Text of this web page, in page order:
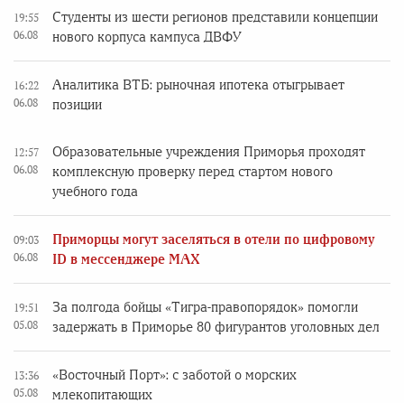
19:55
06.08
Студенты из шести регионов представили концепции
нового корпуса кампуса ДВФУ
16:22
06.08
Аналитика ВТБ: рыночная ипотека отыгрывает
позиции
12:57
06.08
Образовательные учреждения Приморья проходят
комплексную проверку перед стартом нового
учебного года
09:03
06.08
Приморцы могут заселяться в отели по цифровому
ID в мессенджере MAX
19:51
05.08
За полгода бойцы «Тигра-правопорядок» помогли
задержать в Приморье 80 фигурантов уголовных дел
13:36
05.08
«Восточный Порт»: с заботой о морских
млекопитающих